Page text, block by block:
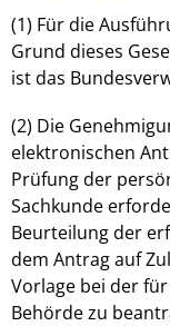
(1) Für die
Grund dieses
ist das
(2) Die
elektronischen
Prüfung der
Sachkunde
Beurteilung der
dem Antrag auf
Vorlage bei der
Behörde zu